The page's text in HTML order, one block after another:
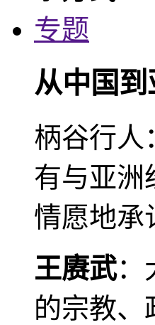
专题
从中国到
柄谷行人
有与亚洲
情愿地承
王赓武：
的宗教、